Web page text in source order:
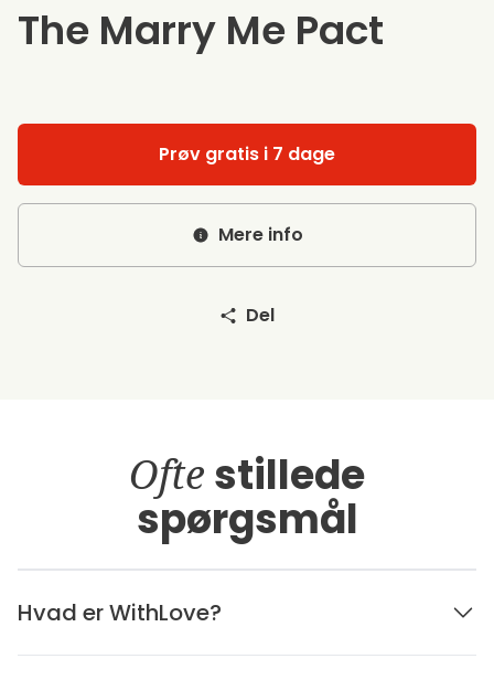
The Marry Me Pact
Prøv gratis i 7 dage
Mere info
Del
Ofte stillede
spørgsmål
Hvad er WithLove?